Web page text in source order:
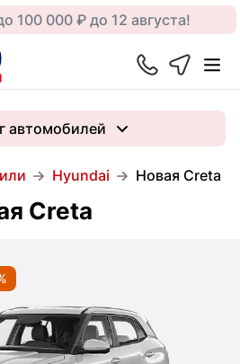
100 000 ₽ до 12 августа!
Hyundai Новая Creta
автомобилей
Creta